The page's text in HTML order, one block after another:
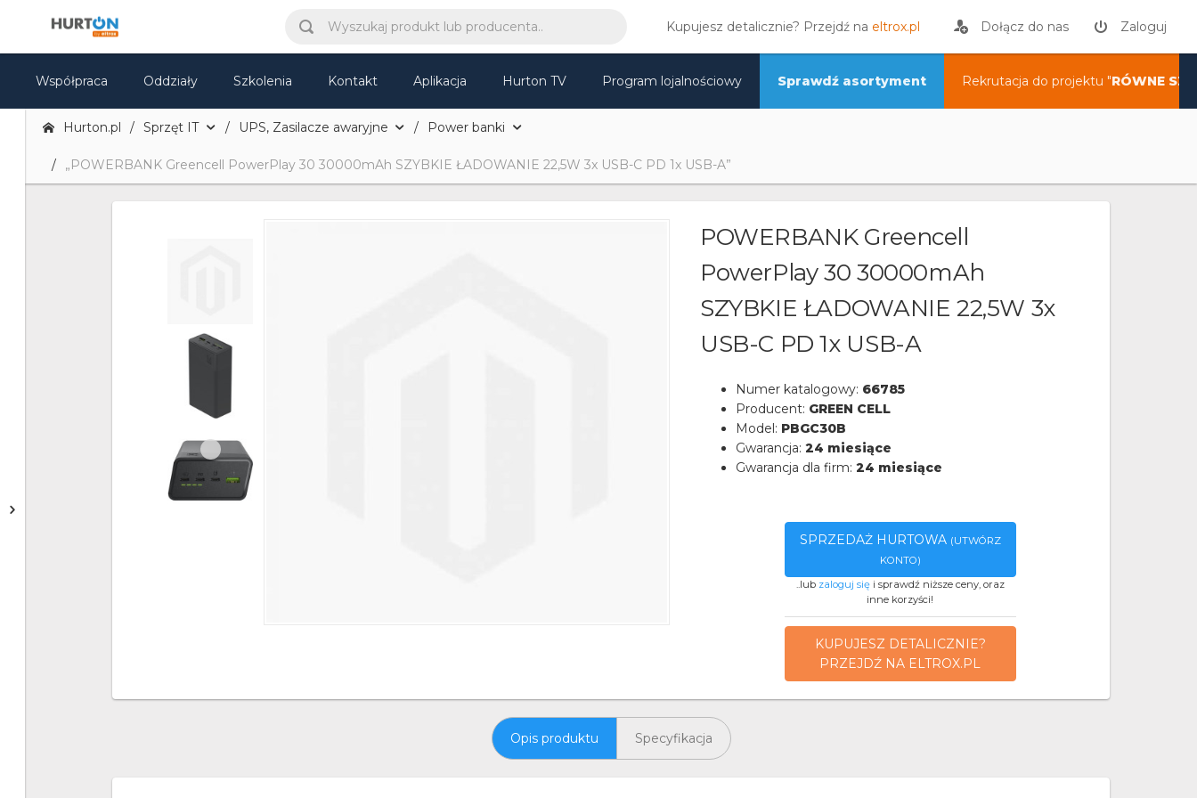
Kupujesz detalicznie? Przejdź na eltrox.pl Dołącz do nas Zaloguj
Współpraca Oddziały Szkolenia Kontakt Aplikacja Hurton TV Program lojalnościowy Sprawdź asortyment Rekrutacja do projektu "RÓWNE
Hurton.pl Sprzęt IT UPS, Zasilacze awaryjne Power banki
„POWERBANK Greencell PowerPlay 30 30000mAh SZYBKIE ŁADOWANIE 22,5W 3x USB-C PD 1x USB-A”
POWERBANK Greencell
PowerPlay 30 30000mAh
SZYBKIE ŁADOWANIE 22,5W 3x
USB-C PD 1x USB-A
Numer katalogowy: 66785
Producent: GREEN CELL
Model: PBGC30B
Gwarancja: 24 miesiące
Gwarancja dla firm: 24 miesiące
SPRZEDAŻ HURTOWA (UTWÓRZ
KONTO)
..lub zaloguj sięi sprawdź niższe ceny, oraz
inne korzyści!
KUPUJESZ DETALICZNIE?
PRZEJDŹ NA ELTROX.PL
Opis produktu Specyfikacja